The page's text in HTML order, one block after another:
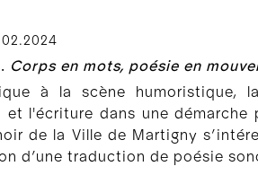
Corps en mots, poésie en
à la scène humoristique,
et l'écriture dans une démarche
de la Ville de Martigny
d’une traduction de poésie